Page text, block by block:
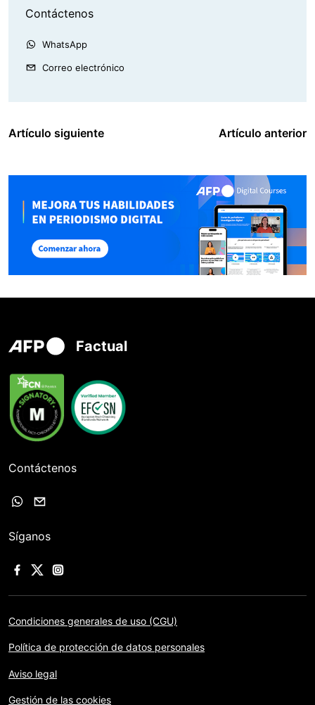
Contáctenos
WhatsApp
Correo electrónico
Artículo siguiente Artículo anterior
Factual
Contáctenos
Síganos
Condiciones generales de uso (CGU)
Política de protección de datos personales
Aviso legal
Gestión de las cookies